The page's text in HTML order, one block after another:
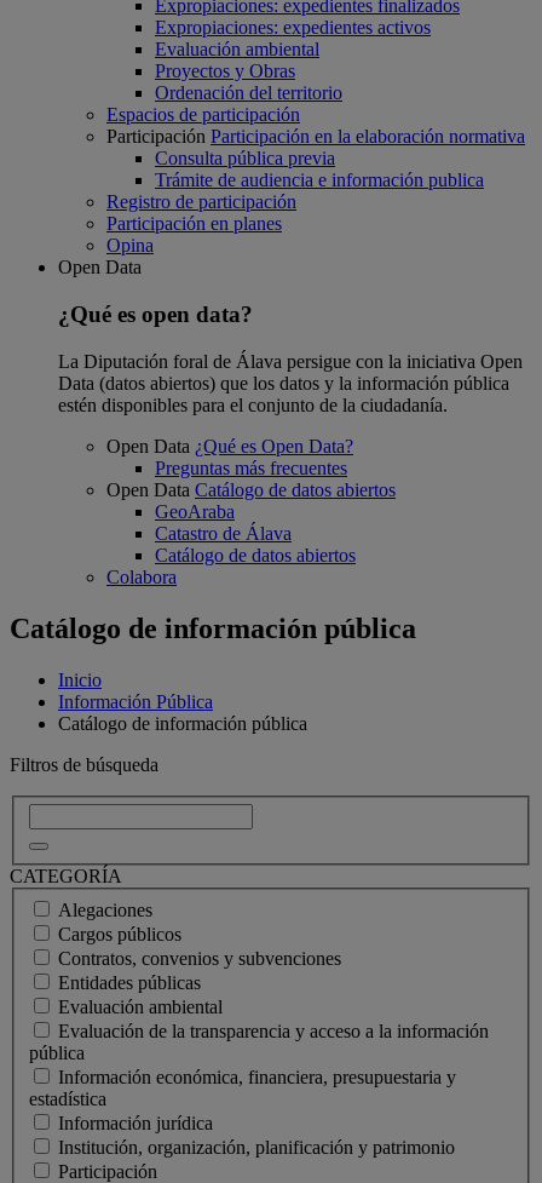
Expropiaciones: expedientes finalizados
Expropiaciones: expedientes activos
Evaluación ambiental
Proyectos y Obras
Ordenación del territorio
Espacios de participación
Participación Participación en la elaboración normativa
Consulta pública previa
Trámite de audiencia e información publica
Registro de participación
Participación en planes
Opina
Open Data
¿Qué es open data?
La Diputación foral de Álava persigue con la iniciativa Open
Data (datos abiertos) que los datos y la información pública
estén disponibles para el conjunto de la ciudadanía.
Open Data ¿Qué es Open Data?
Preguntas más frecuentes
Open Data Catálogo de datos abiertos
GeoAraba
Catastro de Álava
Catálogo de datos abiertos
Colabora
Catálogo de información pública
Inicio
Información Pública
Catálogo de información pública
Filtros de búsqueda
CATEGORÍA
Alegaciones
Cargos públicos
Contratos, convenios y subvenciones
Entidades públicas
Evaluación ambiental
Evaluación de la transparencia y acceso a la información
pública
Información económica, financiera, presupuestaria y
estadística
Información jurídica
Institución, organización, planificación y patrimonio
Participación